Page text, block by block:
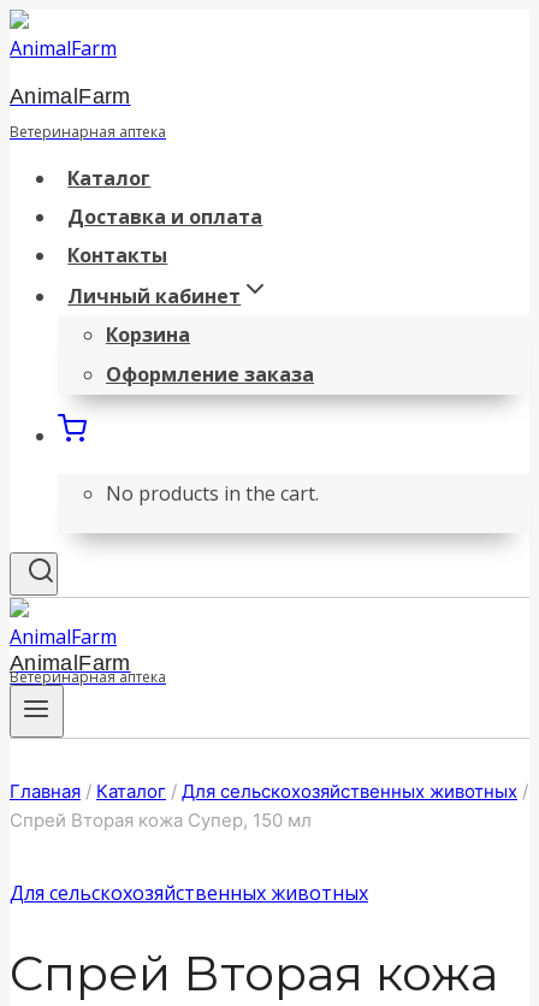
Перейти
к
содержанию
AnimalFarm
Ветеринарная аптека
Каталог
Доставка и оплата
Контакты
Личный кабинет
Корзина
Оформление заказа
No products in the cart.
AnimalFarm
Ветеринарная аптека
Главная / Каталог / Для сельскохозяйственных животных /
Спрей Вторая кожа Супер, 150 мл
Для сельскохозяйственных животных
Спрей Вторая кожа